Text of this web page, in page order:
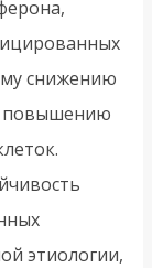
снижению
повышению
этиологии,